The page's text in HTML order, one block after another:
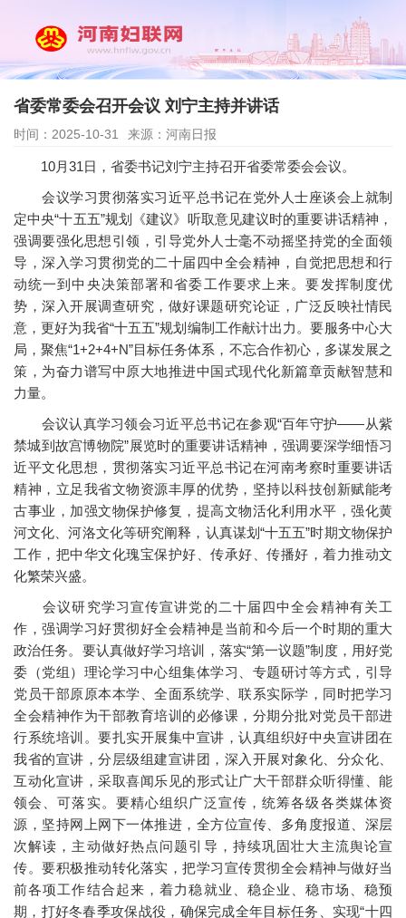
省委常委会召开会议 刘宁主持并讲话
时间：2025-10-31 来源：河南日报
10月31日，省委书记刘宁主持召开省委常委会会议。
会议学习贯彻落实习近平总书记在党外人士座谈会上就制
定中央“十五五”规划《建议》听取意见建议时的重要讲话精神，
强调要强化思想引领，引导党外人士毫不动摇坚持党的全面领
导，深入学习贯彻党的二十届四中全会精神，自觉把思想和行
动统一到中央决策部署和省委工作要求上来。要发挥制度优
势，深入开展调查研究，做好课题研究论证，广泛反映社情民
意，更好为我省“十五五”规划编制工作献计出力。要服务中心大
局，聚焦“1+2+4+N”目标任务体系，不忘合作初心，多谋发展之
策，为奋力谱写中原大地推进中国式现代化新篇章贡献智慧和
力量。
会议认真学习领会习近平总书记在参观“百年守护——从紫
禁城到故宫博物院”展览时的重要讲话精神，强调要深学细悟习
近平文化思想，贯彻落实习近平总书记在河南考察时重要讲话
精神，立足我省文物资源丰厚的优势，坚持以科技创新赋能考
古事业，加强文物保护修复，提高文物活化利用水平，强化黄
河文化、河洛文化等研究阐释，认真谋划“十五五”时期文物保护
工作，把中华文化瑰宝保护好、传承好、传播好，着力推动文
化繁荣兴盛。
会议研究学习宣传宣讲党的二十届四中全会精神有关工
作，强调学习好贯彻好全会精神是当前和今后一个时期的重大
政治任务。要认真做好学习培训，落实“第一议题”制度，用好党
委（党组）理论学习中心组集体学习、专题研讨等方式，引导
党员干部原原本本学、全面系统学、联系实际学，同时把学习
全会精神作为干部教育培训的必修课，分期分批对党员干部进
行系统培训。要扎实开展集中宣讲，认真组织好中央宣讲团在
我省的宣讲，分层级组建宣讲团，深入开展对象化、分众化、
互动化宣讲，采取喜闻乐见的形式让广大干部群众听得懂、能
领会、可落实。要精心组织广泛宣传，统筹各级各类媒体资
源，坚持网上网下一体推进，全方位宣传、多角度报道、深层
次解读，主动做好热点问题引导，持续巩固壮大主流舆论宣
传。要积极推动转化落实，把学习宣传贯彻全会精神与做好当
前各项工作结合起来，着力稳就业、稳企业、稳市场、稳预
期，打好冬春季攻保战役，确保完成全年目标任务、实现“十四